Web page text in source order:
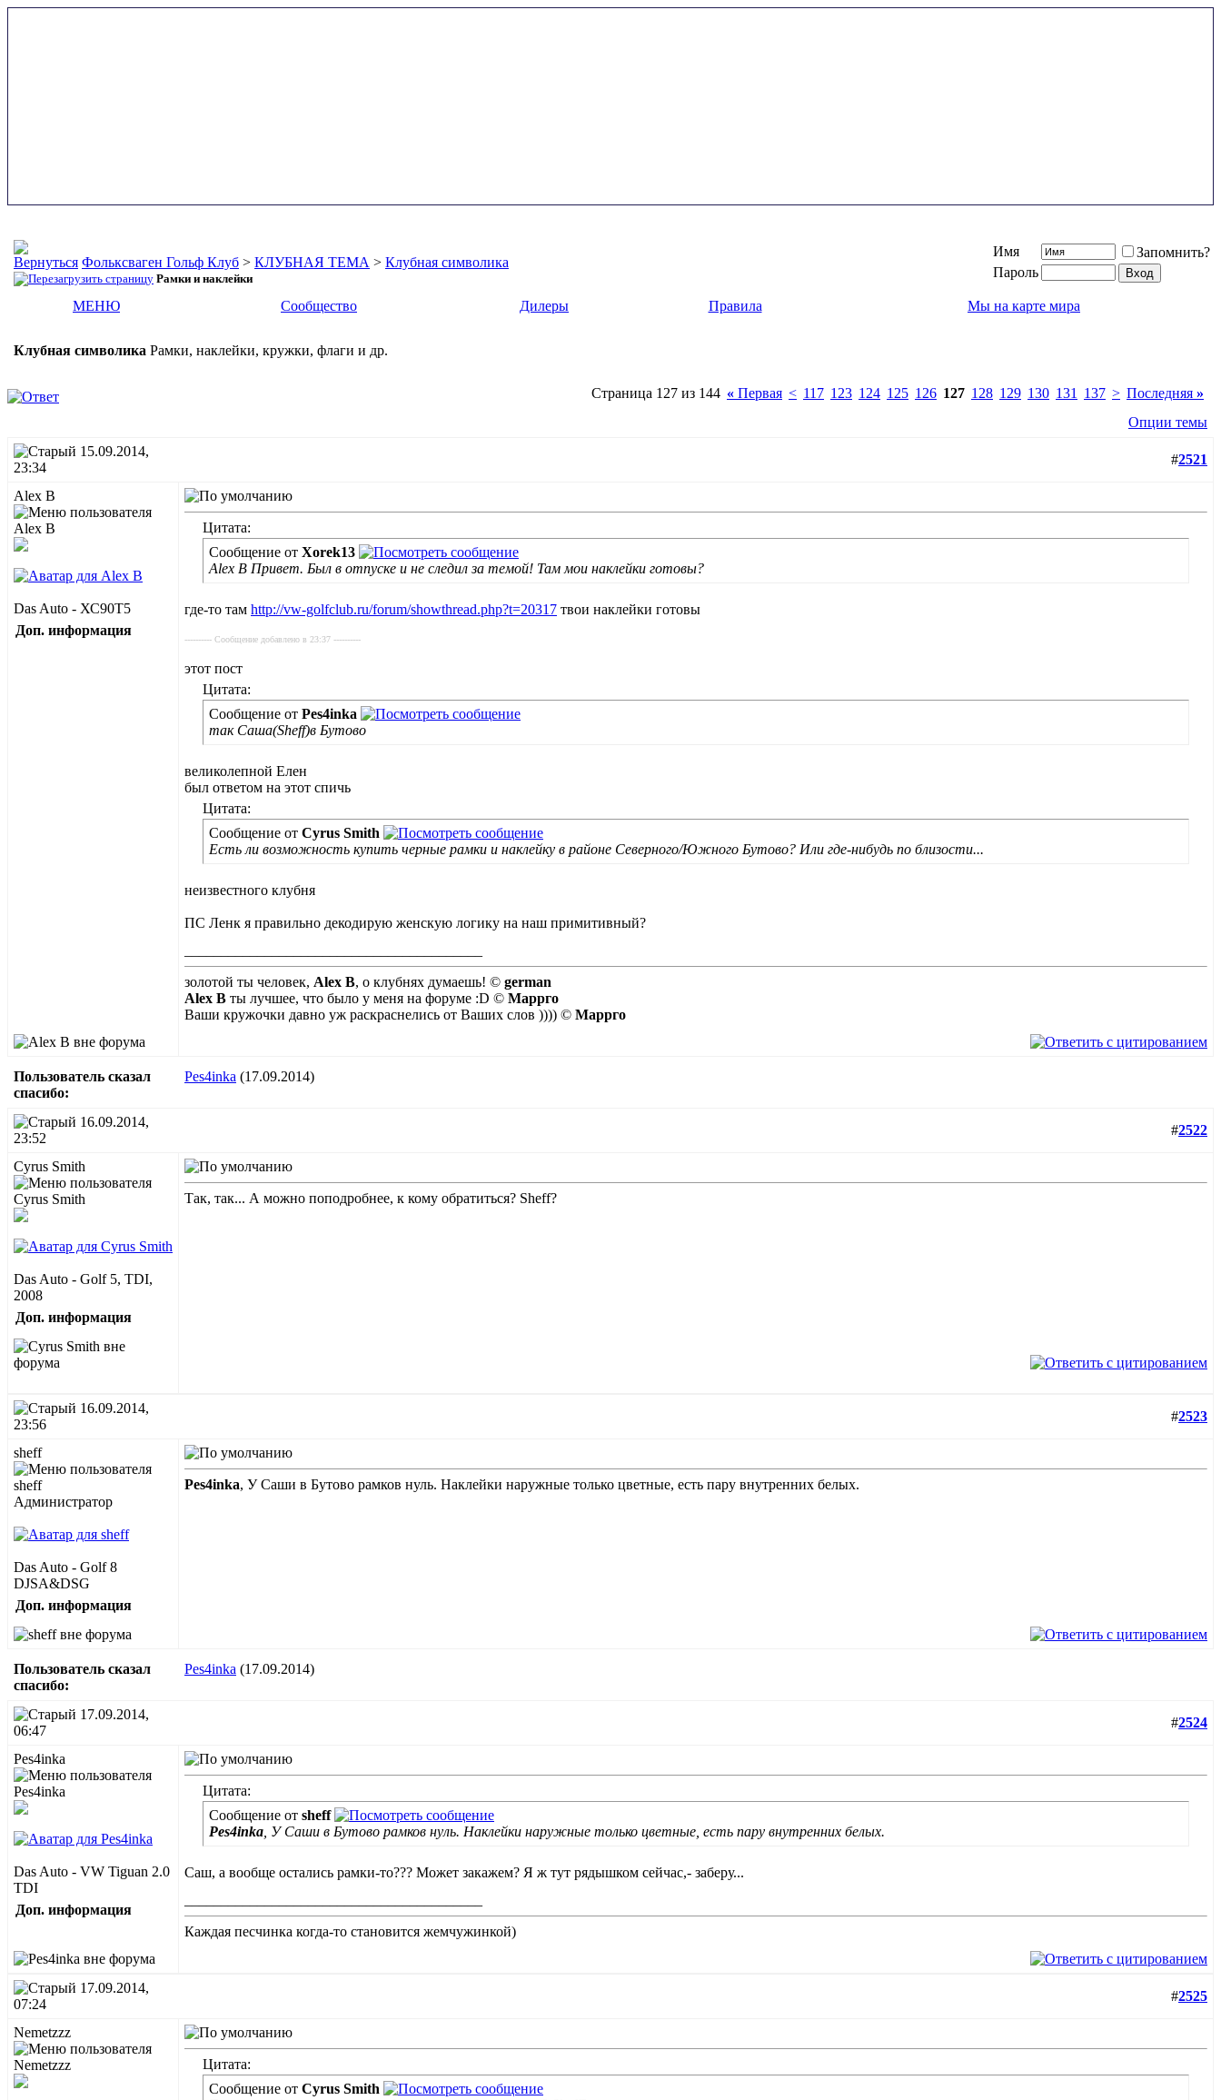
Фольксваген Гольф Клуб > КЛУБНАЯ ТЕМА > Клубная символика
Рамки и наклейки
Имя
Запомнить?
Пароль
МЕНЮ Сообщество Дилеры Правила Мы на карте мира
Клубная символика Рамки, наклейки, кружки, флаги и др.
Страница 127 из 144 « Первая < 117 123 124 125 126 127 128 129 130 131 137 > Последняя »
Опции темы
15.09.2014,
23:34
#2521
Alex B
Das Auto - ХС90Т5
Доп. информация
Цитата:
Сообщение от Xorek13
Alex B Привет. Был в отпуске и не следил за темой! Там мои наклейки готовы?
где-то там http://vw-golfclub.ru/forum/showthread.php?t=20317 твои наклейки готовы
---------- Сообщение добавлено в 23:37 ----------
этот пост
Цитата:
Сообщение от Pes4inka
так Саша(Sheff)в Бутово
великолепной Елен
был ответом на этот спичь
Цитата:
Сообщение от Cyrus Smith
Есть ли возможность купить черные рамки и наклейку в районе Северного/Южного Бутово? Или где-нибудь по близости...
неизвестного клубня
ПС Ленк я правильно декодирую женскую логику на наш примитивный?
золотой ты человек, Alex B, о клубнях думаешь! © german
Alex B ты лучшее, что было у меня на форуме :D © Маррго
Ваши кружочки давно уж раскраснелись от Ваших слов )))) © Маррго
Пользователь сказал
cпасибо:
Pes4inka (17.09.2014)
16.09.2014,
23:52
#2522
Cyrus Smith
Das Auto - Golf 5, TDI,
2008
Доп. информация
Так, так... А можно поподробнее, к кому обратиться? Sheff?
16.09.2014,
23:56
#2523
sheff
Администратор
Das Auto - Golf 8
DJSA&DSG
Доп. информация
Pes4inka, У Саши в Бутово рамков нуль. Наклейки наружные только цветные, есть пару внутренних белых.
Пользователь сказал
cпасибо:
Pes4inka (17.09.2014)
17.09.2014,
06:47
#2524
Pes4inka
Das Auto - VW Tiguan 2.0
TDI
Доп. информация
Цитата:
Сообщение от sheff
Pes4inka , У Саши в Бутово рамков нуль. Наклейки наружные только цветные, есть пару внутренних белых.
Саш, а вообще остались рамки-то??? Может закажем? Я ж тут рядышком сейчас,- заберу...
Каждая песчинка когда-то становится жемчужинкой)
17.09.2014,
07:24
#2525
Nemetzzz
Цитата:
Сообщение от Cyrus Smith